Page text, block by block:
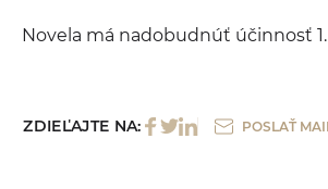
Novela má nadobudnúť účinnosť 1.
ZDIEĽAJTE NA: POSLAŤ